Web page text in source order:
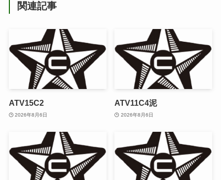
関連記事
ATV15C2
2026年8月6日
ATV11C4泥
2026年8月6日